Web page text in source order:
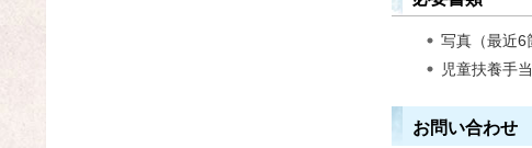
写真（最近6
児童扶養手
お問い合わせ